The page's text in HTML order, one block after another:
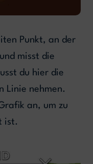
Punkt, an der
misst die
du hier die
Linie nehmen.
an, um zu
ist.